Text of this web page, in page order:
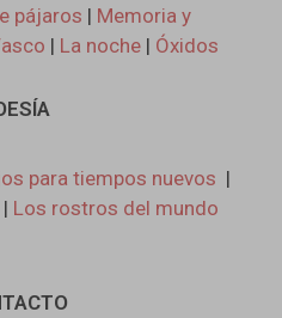
pájaros | Memoria y
| La noche| Óxidos
para tiempos nuevos |
Los rostros del mundo